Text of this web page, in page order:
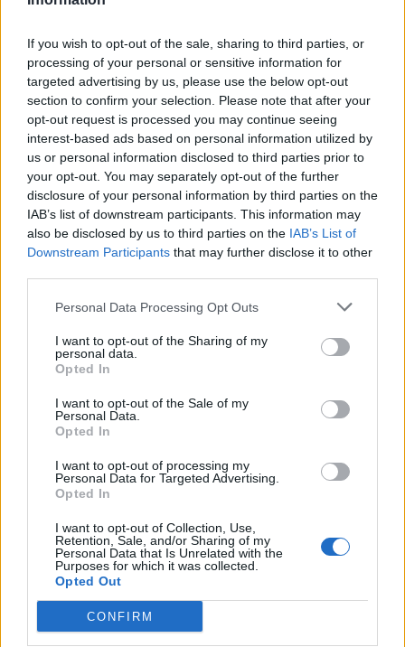
If you wish to opt-out of the sale, sharing to third parties, or
processing of your personal or sensitive information for
targeted advertising by us, please use the below opt-out
section to confirm your selection. Please note that after your
opt-out request is processed you may continue seeing
interest-based ads based on personal information utilized by
us or personal information disclosed to third parties prior to
your opt-out. You may separately opt-out of the further
disclosure of your personal information by third parties on the
IAB’s list of downstream participants. This information may
also be disclosed by us to third parties on the IAB’s List of
Downstream Participants that may further disclose it to other
Personal Data Processing Opt Outs
I want to opt-out of the Sharing of my
personal data.
Opted In
I want to opt-out of the Sale of my
Personal Data.
Opted In
I want to opt-out of processing my
Personal Data for Targeted Advertising.
Opted In
I want to opt-out of Collection, Use,
Retention, Sale, and/or Sharing of my
Personal Data that Is Unrelated with the
Purposes for which it was collected.
Opted Out
CONFIRM
OMEGR